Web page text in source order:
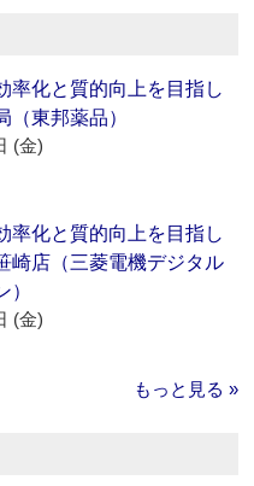
率化と質的向上を目指し
（東邦薬品）
(金)
率化と質的向上を目指し
崎店（三菱電機デジタル
）
(金)
もっと見る »